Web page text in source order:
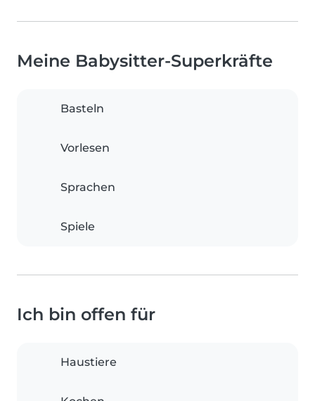
Meine Babysitter-Superkräfte
Basteln
Vorlesen
Sprachen
Spiele
Ich bin offen für
Haustiere